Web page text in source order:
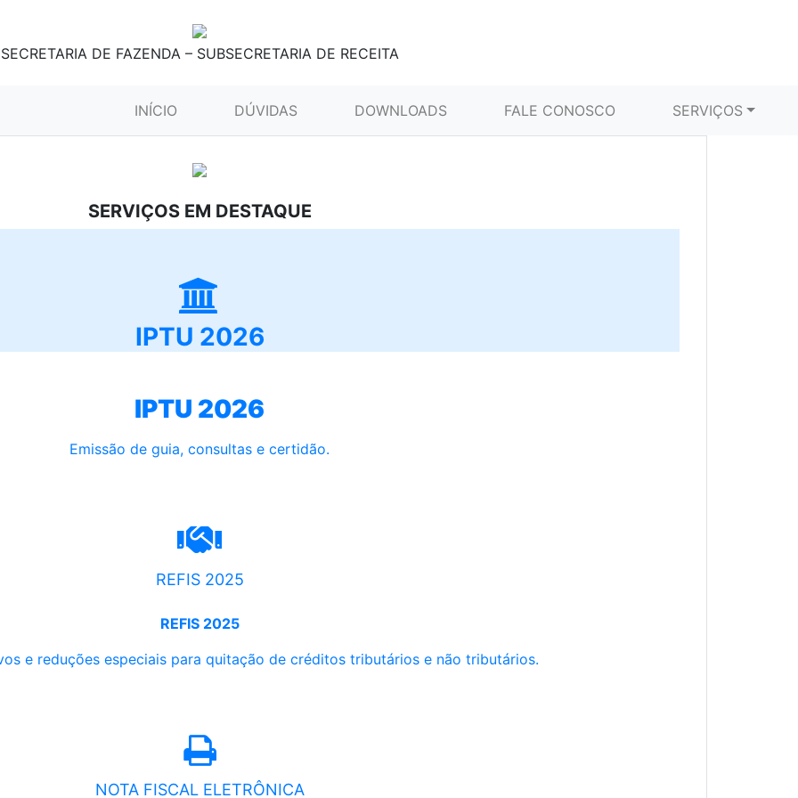
SECRETARIA DE FAZENDA – SUBSECRETARIA DE RECEITA
INÍCIO (CURRENT)DÚVIDAS DOWNLOADS FALE CONOSCO SERVIÇOS
SERVIÇOS EM DESTAQUE
IPTU 2026
IPTU 2026
Emissão de guia, consultas e certidão.
REFIS 2025
REFIS 2025
e reduções especiais para quitação de créditos tributários e não tributários.
NOTA FISCAL ELETRÔNICA